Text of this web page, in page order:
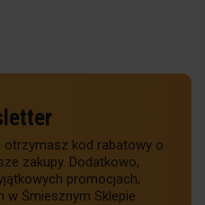
otrzymasz kod rabatowy o
zakupy. Dodatkowo,
promocjach,
Śmiesznym Sklepie